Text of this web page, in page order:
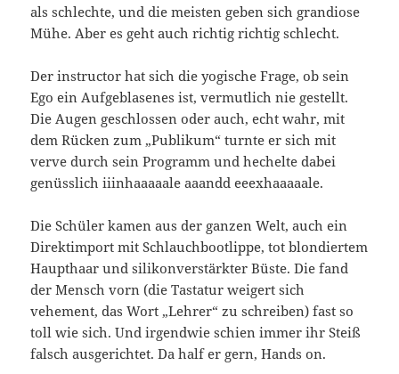
als schlechte, und die meisten geben sich grandiose
Mühe. Aber es geht auch richtig richtig schlecht.
Der instructor hat sich die yogische Frage, ob sein
Ego ein Aufgeblasenes ist, vermutlich nie gestellt.
Die Augen geschlossen oder auch, echt wahr, mit
dem Rücken zum „Publikum“ turnte er sich mit
verve durch sein Programm und hechelte dabei
genüsslich iiinhaaaaale aaandd eeexhaaaaale.
Die Schüler kamen aus der ganzen Welt, auch ein
Direktimport mit Schlauchbootlippe, tot blondiertem
Haupthaar und silikonverstärkter Büste. Die fand
der Mensch vorn (die Tastatur weigert sich
vehement, das Wort „Lehrer“ zu schreiben) fast so
toll wie sich. Und irgendwie schien immer ihr Steiß
falsch ausgerichtet. Da half er gern, Hands on.